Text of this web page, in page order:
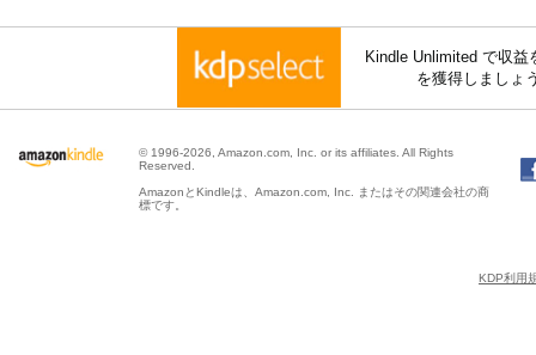
Kindle Unlimited で収
を獲得しましょ
© 1996-2026, Amazon.com, Inc. or its affiliates. All Rights
Reserved.
AmazonとKindleは、Amazon.com, Inc. またはその関連会社の商
標です。
KDP利用